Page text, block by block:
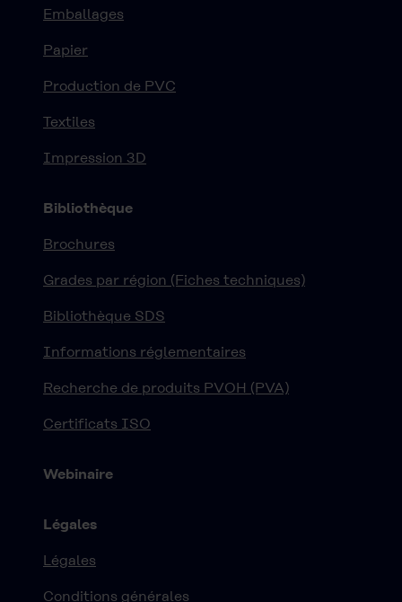
Emballages
Papier
Production de PVC
Textiles
Impression 3D
Bibliothèque
Brochures
Grades par région (Fiches techniques)
Bibliothèque SDS
Informations réglementaires
Recherche de produits PVOH (PVA)
Certificats ISO
Webinaire
Légales
Légales
Conditions générales